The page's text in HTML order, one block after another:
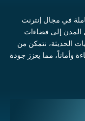
في مجال إنترنت
المدن إلى فضاءات
الحديثة، نتمكن من
وأماناً، مما يعزز جودة